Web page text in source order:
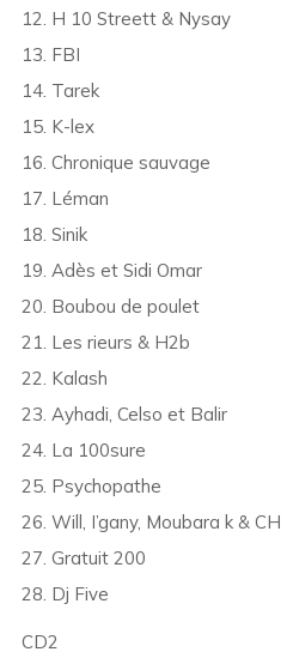
12. H 10 Streett & Nysay
13. FBI
14. Tarek
15. K-lex
16. Chronique sauvage
17. Léman
18. Sinik
19. Adès et Sidi Omar
20. Boubou de poulet
21. Les rieurs & H2b
22. Kalash
23. Ayhadi, Celso et Balir
24. La 100sure
25. Psychopathe
26. Will, I’gany, Moubara k & CH
27. Gratuit 200
28. Dj Five
CD2